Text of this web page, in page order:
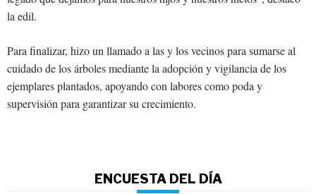
la edil.
Para finalizar, hizo un llamado a las y los vecinos para sumarse al
cuidado de los árboles mediante la adopción y vigilancia de los
ejemplares plantados, apoyando con labores como poda y
supervisión para garantizar su crecimiento.
ENCUESTA DEL DÍA